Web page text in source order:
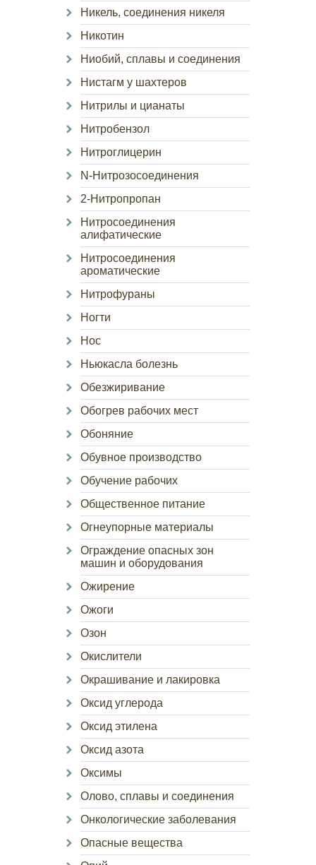
Никель, соединения никеля
Никотин
Ниобий, сплавы и соединения
Нистагм у шахтеров
Нитрилы и цианаты
Нитробензол
Нитроглицерин
N-Нитрозосоединения
2-Нитропропан
Нитросоединения
алифатические
Нитросоединения
ароматические
Нитрофураны
Ногти
Нос
Ньюкасла болезнь
Обезжиривание
Обогрев рабочих мест
Обоняние
Обувное производство
Обучение рабочих
Общественное питание
Огнеупорные материалы
Ограждение опасных зон
машин и оборудования
Ожирение
Ожоги
Озон
Окислители
Окрашивание и лакировка
Оксид углерода
Оксид этилена
Оксид азота
Оксимы
Олово, сплавы и соединения
Онкологические заболевания
Опасные вещества